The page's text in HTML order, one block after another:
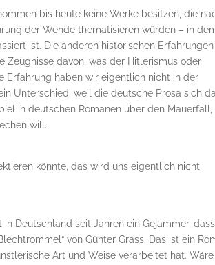
bis heute keine Werke besitzen, die
der Wende thematisieren würden – in
ist. Die anderen historischen Erfahrungen
Zeugnisse davon, was der Hitlerismus oder
Erfahrung haben wir eigentlich nicht in der
Unterschied, weil die deutsche Prosa sich
in deutschen Romanen über den Mauerfall,
will.
könnte, das wird uns eigentlich nicht
Deutschland seit Jahren ein Gejammer,
von Günter Grass. Das ist ein
Art und Weise verarbeitet hat. Wäre